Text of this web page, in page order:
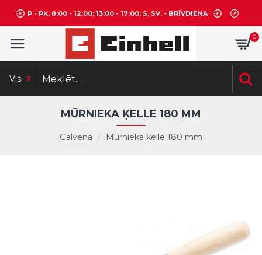
P - PK. 8:00 - 12:00; 13:00 - 17:00; S, SV. - BRĪVDIENA
0
Visi
Galvenā Mūrnieka ķelle 180 mm
MŪRNIEKA ĶELLE 180 MM